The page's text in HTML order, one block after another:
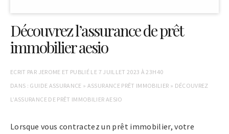
Découvrez l’assurance de prêt
immobilier aesio
ECRIT PAR JEROME ET PUBLIÉ LE 7 JUILLET 2023 À 23H40
DANS : GUIDE ASSURANCE » ASSURANCE PRÊT IMMOBILIER » DÉCOUVREZ
L’ASSURANCE DE PRÊT IMMOBILIER AESIO
Lorsque vous contractez un prêt immobilier, votre